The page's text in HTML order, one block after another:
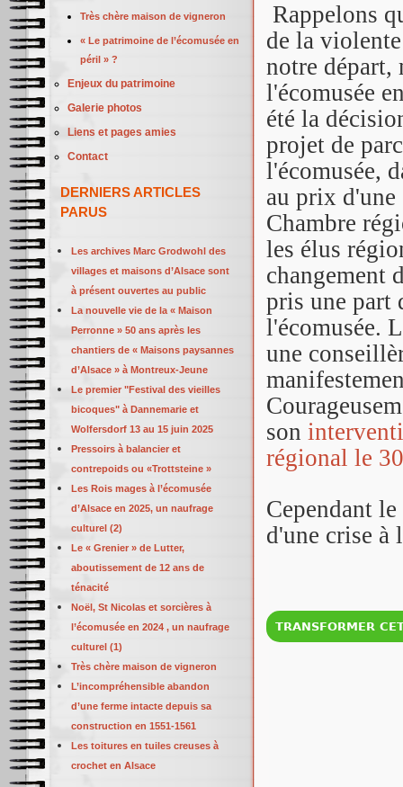
Rappelons
de la
notre départ,
l'écomusée
été la
projet de
l'écomusée,
au prix d'une
Chambre
les élus
changement
pris une part
l'écomusée.
une
son
régional le
Cependant
d'une crise à
Très chère maison de vigneron
« Le patrimoine de l’écomusée en
péril » ?
Enjeux du patrimoine
Galerie photos
Liens et pages amies
Contact
DERNIERS ARTICLES
PARUS
Les archives Marc Grodwohl des
villages et maisons d’Alsace sont
à présent ouvertes au public
La nouvelle vie de la « Maison
Perronne » 50 ans après les
chantiers de « Maisons paysannes
d’Alsace » à Montreux-Jeune
Le premier "Festival des vieilles
bicoques" à Dannemarie et
Wolfersdorf 13 au 15 juin 2025
Pressoirs à balancier et
contrepoids ou «Trottsteine »
Les Rois mages à l’écomusée
d’Alsace en 2025, un naufrage
culturel (2)
Le « Grenier » de Lutter,
aboutissement de 12 ans de
ténacité
Noël, St Nicolas et sorcières à
l’écomusée en 2024 , un naufrage
culturel (1)
Très chère maison de vigneron
L’incompréhensible abandon
d’une ferme intacte depuis sa
construction en 1551-1561
Les toitures en tuiles creuses à
crochet en Alsace